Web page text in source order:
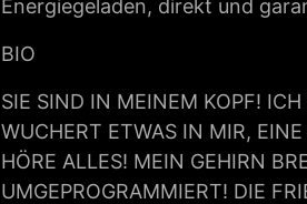
Energiegeladen, direkt und
BIO
SIE SIND IN MEINEM KOPF!
WUCHERT ETWAS IN MIR,
HÖRE ALLES! MEIN GEHIRN
UMGEPROGRAMMIERT! DIE